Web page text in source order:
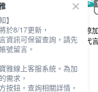
涼感舒眠
舒芯超薄抑菌涼
墊16片18cm-代
】
於8/17更新，
資訊可保留查詢，請先
號留言。
雅線上客服系統。為加
需求，
按鈕，查詢相關詳情，